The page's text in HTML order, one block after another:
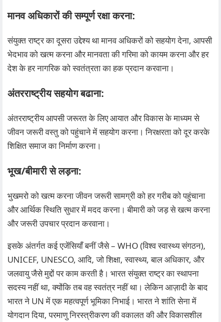
मानव अधिकारों की सम्पूर्ण रक्षा करना:
संयुक्त राष्ट्र का दूसरा उद्देश्य था मानव अधिकरों को सहयोग देना, आपसी
भेदभाव को खत्म करना और मानवता की गरिमा को कायम करना और हर
देश के हर नागरिक को स्वतंत्रता का हक प्रदान करवाना।
अंतरराष्ट्रीय सहयोग बढाना:
अंतरराष्ट्रीय आपसी जरूरत के लिए आयात और विकास के माध्यम से
जीवन जरूरी वस्तु को पहुंचाने में सहयोग करना। निरक्षरता को दूर करके
शिक्षित समाज का निर्माण करना।
भूख/बीमारी से लड़ना:
भुखमरो को खत्म करना जीवन जरूरी सामग्री को हर गरीब को पहुंचाना
और आर्थिक स्थिति सुधार में मदद करना। बीमारी को जड़ से खत्म करना
और जरूरी उपचार प्रदान करवाना।
इसके अंतर्गत कई एजेंसियाँ बनीं जैसे – WHO (विश्व स्वास्थ्य संगठन),
UNICEF, UNESCO, आदि, जो शिक्षा, स्वास्थ्य, बाल अधिकार, और
जलवायु जैसे मुद्दों पर काम करती है। भारत संयुक्त राष्ट्र का स्थापना
सदस्य नहीं था, क्योंकि तब वह स्वतंत्र नहीं था। लेकिन आज़ादी के बाद
भारत ने UN में एक महत्वपूर्ण भूमिका निभाई। भारत ने शांति सेना में
योगदान दिया, परमाणु निरस्त्रीकरण की वकालत की और विकासशील